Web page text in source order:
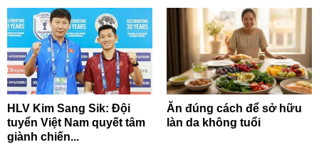
HLV Kim Sang Sik: Đội
tuyển Việt Nam quyết tâm
giành chiến...
Ăn đúng cách để sở hữu
làn da không tuổi